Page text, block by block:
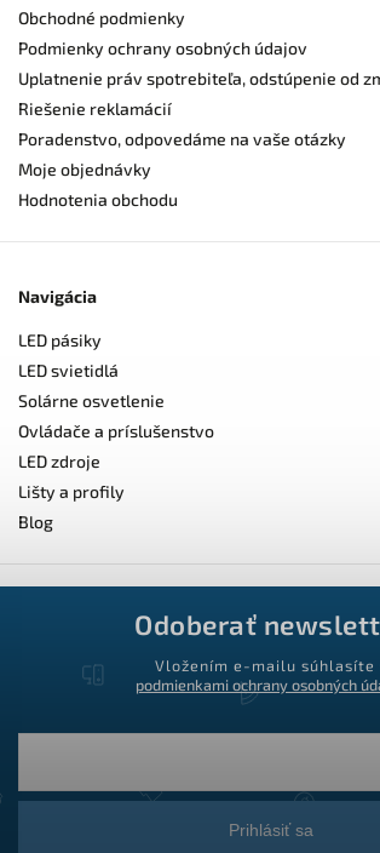
Obchodné podmienky
Podmienky ochrany osobných údajov
Uplatnenie práv spotrebiteľa, odstúpenie od
Riešenie reklamácií
Poradenstvo, odpovedáme na vaše otázky
Moje objednávky
Hodnotenia obchodu
Navigácia
LED pásiky
LED svietidlá
Solárne osvetlenie
Ovládače a príslušenstvo
LED zdroje
Lišty a profily
Blog
Odoberať
Vložením e-mailu súhlasíte
podmienkami ochrany osobných
Prihlásiť sa